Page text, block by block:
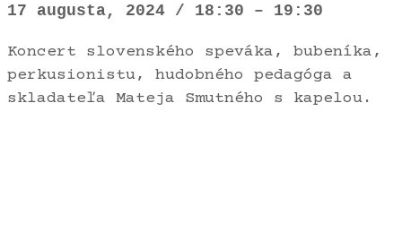
17 augusta, 2024 / 18:30 – 19:30
Koncert slovenského speváka, bubeníka,
perkusionistu, hudobného pedagóga a
skladateľa Mateja Smutného s kapelou.